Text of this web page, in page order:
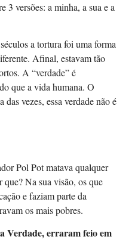
3 versões: a minha, a sua e a
a tortura foi uma forma
Afinal, estavam tão
A “verdade” é
que a vida humana. O
vezes, essa verdade não é
Pol Pot matava qualquer
que? Na sua visão, os que
e faziam parte da
os mais pobres.
Verdade, erraram feio em